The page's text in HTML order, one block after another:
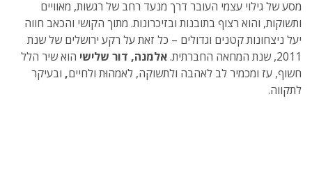
מסע של גילוי עצמי העובר דרך מנעד רחב של רגשות, מאוויים
ותשוקות, והוא רצוף בתובנות ובזיכרונות. מתוך הקושי והכאב חווה
יעל ניצחונות קטנים וגדולים – כל זאת על רקע ירושלים של שנת
2011, שנת המחאה החברתית.
אלמנה, דור שלישי הוא שיר הלל
חשוף, עז ומכמיר לב לאהבה ולתשוקה, לאמהוּת ולחיים, ובעיקר
לתקווה.